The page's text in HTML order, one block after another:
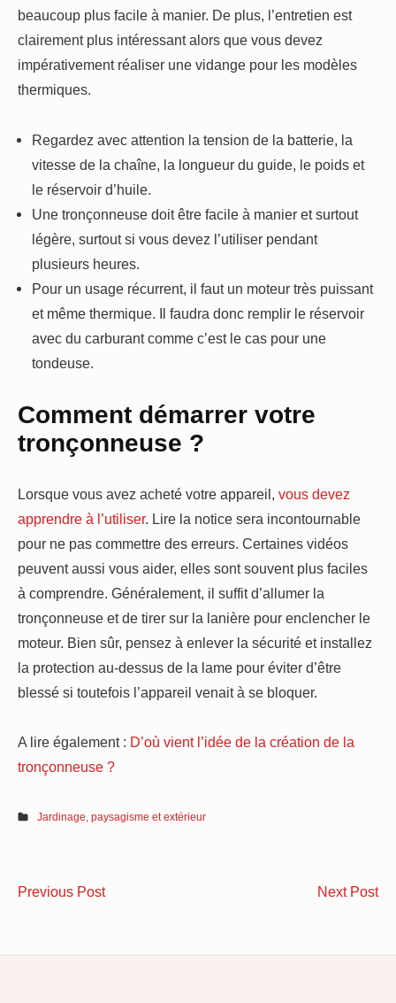
beaucoup plus facile à manier. De plus, l’entretien est
clairement plus intéressant alors que vous devez
impérativement réaliser une vidange pour les modèles
thermiques.
Regardez avec attention la tension de la batterie, la
vitesse de la chaîne, la longueur du guide, le poids et
le réservoir d’huile.
Une tronçonneuse doit être facile à manier et surtout
légère, surtout si vous devez l’utiliser pendant
plusieurs heures.
Pour un usage récurrent, il faut un moteur très puissant
et même thermique. Il faudra donc remplir le réservoir
avec du carburant comme c’est le cas pour une
tondeuse.
Comment démarrer votre
tronçonneuse ?
Lorsque vous avez acheté votre appareil, vous devez
apprendre à l’utiliser. Lire la notice sera incontournable
pour ne pas commettre des erreurs. Certaines vidéos
peuvent aussi vous aider, elles sont souvent plus faciles
à comprendre. Généralement, il suffit d’allumer la
tronçonneuse et de tirer sur la lanière pour enclencher le
moteur. Bien sûr, pensez à enlever la sécurité et installez
la protection au-dessus de la lame pour éviter d’être
blessé si toutefois l’appareil venait à se bloquer.
A lire également : D’où vient l’idée de la création de la
tronçonneuse ?
Jardinage, paysagisme et extérieur
Navigation
Previous PostQuels
Next Post